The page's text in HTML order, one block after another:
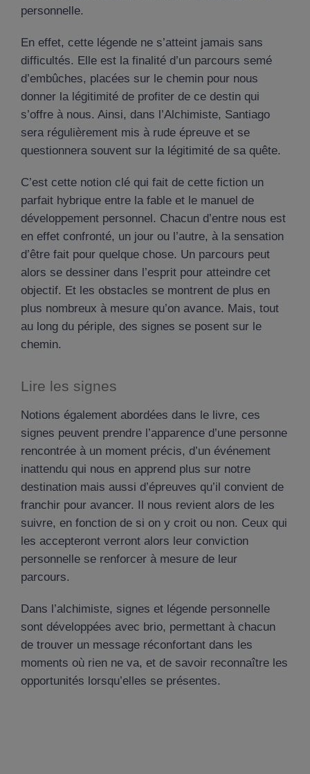
personnelle.
En effet, cette légende ne s’atteint jamais sans
difficultés. Elle est la finalité d’un parcours semé
d’embûches, placées sur le chemin pour nous
donner la légitimité de profiter de ce destin qui
s’offre à nous. Ainsi, dans l’Alchimiste, Santiago
sera régulièrement mis à rude épreuve et se
questionnera souvent sur la légitimité de sa quête.
C’est cette notion clé qui fait de cette fiction un
parfait hybrique entre la fable et le manuel de
développement personnel. Chacun d’entre nous est
en effet confronté, un jour ou l’autre, à la sensation
d’être fait pour quelque chose. Un parcours peut
alors se dessiner dans l’esprit pour atteindre cet
objectif. Et les obstacles se montrent de plus en
plus nombreux à mesure qu’on avance. Mais, tout
au long du périple, des signes se posent sur le
chemin.
Lire les signes
Notions également abordées dans le livre, ces
signes peuvent prendre l’apparence d’une personne
rencontrée à un moment précis, d’un événement
inattendu qui nous en apprend plus sur notre
destination mais aussi d’épreuves qu’il convient de
franchir pour avancer. Il nous revient alors de les
suivre, en fonction de si on y croit ou non. Ceux qui
les accepteront verront alors leur conviction
personnelle se renforcer à mesure de leur
parcours.
Dans l’alchimiste, signes et légende personnelle
sont développées avec brio, permettant à chacun
de trouver un message réconfortant dans les
moments où rien ne va, et de savoir reconnaître les
opportunités lorsqu’elles se présentes.